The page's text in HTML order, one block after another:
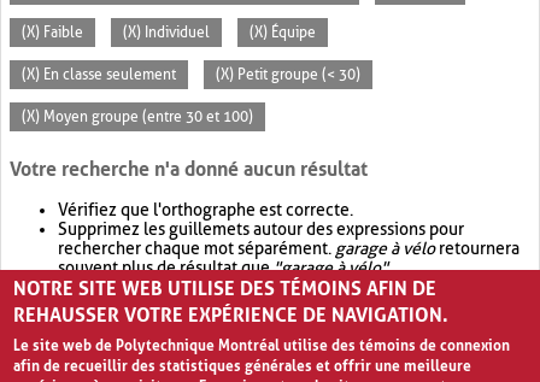
(X) Faible (X) Individuel (X) Équipe
(X) En classe seulement (X) Petit groupe (< 30)
(X) Moyen groupe (entre 30 et 100)
Votre recherche n'a donné aucun résultat
Vérifiez que l'orthographe est correcte.
Supprimez les guillemets autour des expressions pour
rechercher chaque mot séparément. garage à véloretournera
souvent plus de résultat que"garage à vélo".
Envisagez d'élargir votre recherche avec OR.garage OR vélo
retournera souvent plus de résultat quegarage à vélo
NOTRE SITE WEB UTILISE DES TÉMOINS AFIN DE
REHAUSSER VOTRE EXPÉRIENCE DE NAVIGATION.
Le site web de Polytechnique Montréal utilise des témoins de connexion
afin de recueillir des statistiques générales et offrir une meilleure